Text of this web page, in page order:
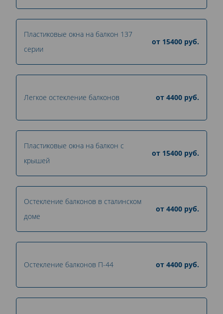
Пластиковые окна на балкон 137
серии
от 15400 руб.
Легкое остекление балконов от 4400 руб.
Пластиковые окна на балкон с
крышей
от 15400 руб.
Остекление балконов в сталинском
доме
от 4400 руб.
Остекление балконов П-44 от 4400 руб.